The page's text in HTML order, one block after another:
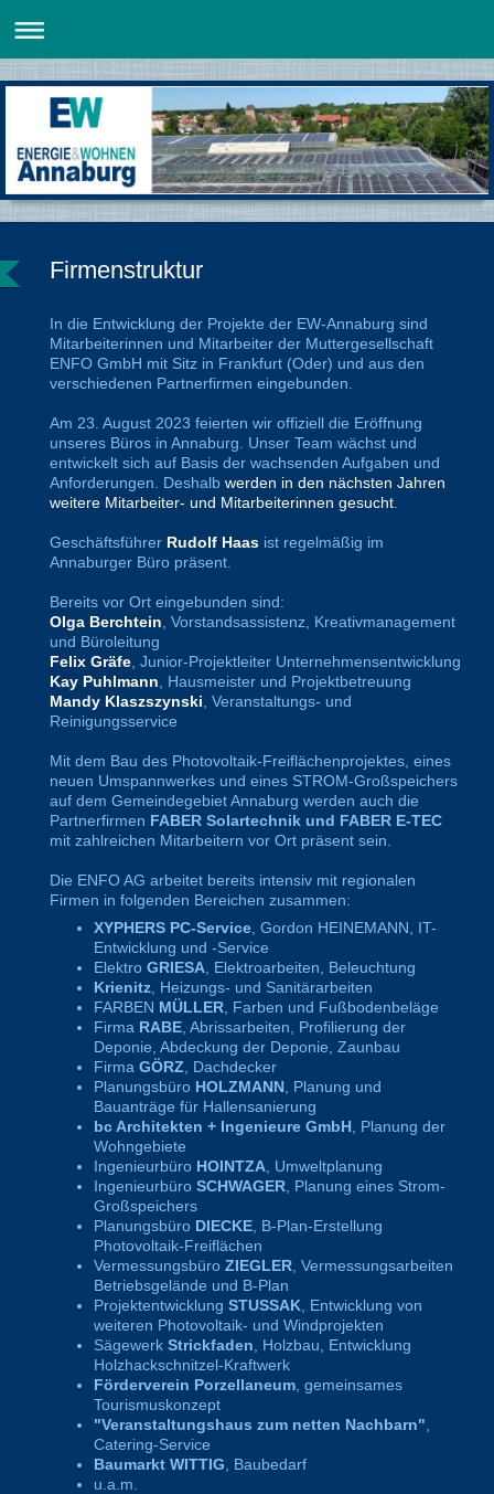
Firmenstruktur
In die Entwicklung der Projekte der EW-Annaburg sind
Mitarbeiterinnen und Mitarbeiter der Muttergesellschaft
ENFO GmbH mit Sitz in Frankfurt (Oder) und aus den
verschiedenen Partnerfirmen eingebunden.
Am 23. August 2023 feierten wir offiziell die Eröffnung
unseres Büros in Annaburg. Unser Team wächst und
entwickelt sich auf Basis der wachsenden Aufgaben und
Anforderungen. Deshalb werden in den nächsten Jahren
weitere Mitarbeiter- und Mitarbeiterinnen gesucht
Geschäftsführer Rudolf Haas ist regelmäßig im
Annaburger Büro präsent.
Bereits vor Ort eingebunden sind:
Olga Berchtein , Vorstandsassistenz, Kreativmanagement
und Büroleitung
Felix Gräfe , Junior-Projektleiter Unternehmensentwicklung
Kay Puhlmann , Hausmeister und Projektbetreuung
Mandy Klaszszynski , Veranstaltungs- und
Reinigungsservice
Mit dem Bau des Photovoltaik-Freiflächenprojektes, eines
neuen Umspannwerkes und eines STROM-Großspeichers
auf dem Gemeindegebiet Annaburg werden auch die
Partnerfirmen FABER Solartechnik und FABER E-TEC
mit zahlreichen Mitarbeitern vor Ort präsent sein.
Die ENFO AG arbeitet bereits intensiv mit regionalen
Firmen in folgenden Bereichen zusammen:
XYPHERS PC-Service , Gordon HEINEMANN, IT-
Entwicklung und -Service
Elektro GRIESA , Elektroarbeiten, Beleuchtung
Krienitz , Heizungs- und Sanitärarbeiten
FARBEN MÜLLER , Farben und Fußbodenbeläge
Firma RABE , Abrissarbeiten, Profilierung der
Deponie, Abdeckung der Deponie, Zaunbau
Firma GÖRZ , Dachdecker
Planungsbüro HOLZMANN , Planung und
Bauanträge für Hallensanierung
bc Architekten + Ingenieure GmbH , Planung der
Wohngebiete
Ingenieurbüro HOINTZA , Umweltplanung
Ingenieurbüro SCHWAGER , Planung eines Strom-
Großspeichers
Planungsbüro DIECKE , B-Plan-Erstellung
Photovoltaik-Freiflächen
Vermessungsbüro ZIEGLER , Vermessungsarbeiten
Betriebsgelände und B-Plan
Projektentwicklung STUSSAK , Entwicklung von
weiteren Photovoltaik- und Windprojekten
Sägewerk Strickfaden , Holzbau, Entwicklung
Holzhackschnitzel-Kraftwerk
Förderverein Porzellaneum , gemeinsames
Tourismuskonzept
"Veranstaltungshaus zum netten Nachbarn"
Catering-Service
Baumarkt WITTIG , Baubedarf
u.a.m.